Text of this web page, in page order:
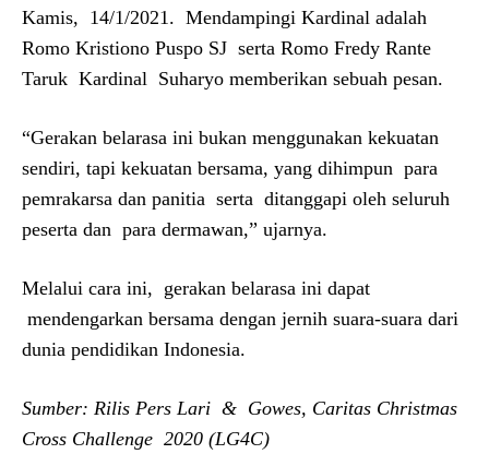
Kamis, 14/1/2021. Mendampingi Kardinal adalah
Romo Kristiono Puspo SJ serta Romo Fredy Rante
Taruk Kardinal Suharyo memberikan sebuah pesan.
“Gerakan belarasa ini bukan menggunakan kekuatan
sendiri, tapi kekuatan bersama, yang dihimpun para
pemrakarsa dan panitia serta ditanggapi oleh seluruh
peserta dan para dermawan,” ujarnya.
Melalui cara ini, gerakan belarasa ini dapat
mendengarkan bersama dengan jernih suara-suara dari
dunia pendidikan Indonesia.
Sumber: Rilis Pers Lari & Gowes, Caritas Christmas
Cross Challenge 2020 (LG4C)